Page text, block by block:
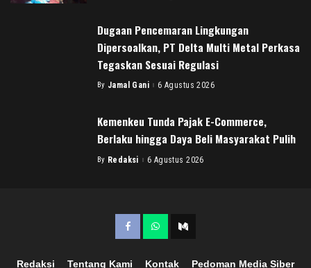
Dugaan Pencemaran Lingkungan
Dipersoalkan, PT Delta Multi Metal Perkasa
Tegaskan Sesuai Regulasi
Posted
By Jamal Gani 6 Agustus 2026
Kemenkeu Tunda Pajak E-Commerce,
Berlaku hingga Daya Beli Masyarakat Pulih
Posted
By Redaksi 6 Agustus 2026
Redaksi Tentang Kami Kontak Pedoman Media Siber